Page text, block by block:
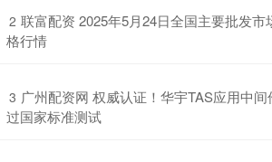
2 联富配资 2025年5月24日全国主要批发市
格行情
3 广州配资网 权威认证！华宇TAS应用中间
过国家标准测试